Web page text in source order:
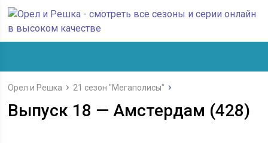
Орел и Решка 21 сезон "Мегаполисы"
Выпуск 18 — Амстердам (428)